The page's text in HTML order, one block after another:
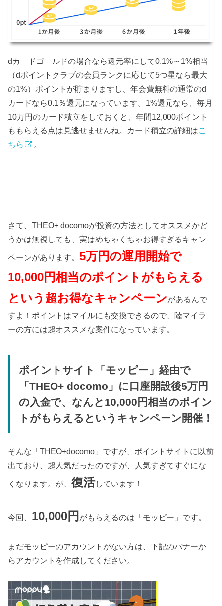
dカードゴールドの場合なら還元率にして0.1%～1%相当
（dポイントクラブの会員ランクに応じて5つ星なら最大
の1%）ポイントが貯まりますし、年会費無料の通常のd
カードなら0.1％還元になっています。1%還元なら、毎月
10万円のカード積立をしておくと、年間12,000ポイント
ももらえる点は見逃せませんね。カード積立の詳細はこ
ちら
。
さて、THEO+ docomoが投資の方法としてオススメかど
うかは無視しても、実はめちゃくちゃお得すぎるキャン
ペーンがあります。5万円の運用開始で
10,000円相当のポイントがもらえる
という超お得なキャンペーンがあるんで
すよ！ポイントはマイルにも交換できるので、陸マイラ
ーの方には超オススメな案件になっています。
ポイントサイト「モッピー」経由で
「THEO+ docomo」に口座開設後5万円
の入金で、なんと10,000円相当のポイン
トがもらえるというキャンペーン開催！
そんな「THEO+docomo」ですが、ポイントサイトに以前
出ており、超人気だったのですが、人気すぎてすぐにな
くなります。が、復活しています！
今回、 10,000円 がもらえるのは「モッピー」です。
まだモッピーのアカウントがない方は、下記のバナーか
らアカウントを作成してください。